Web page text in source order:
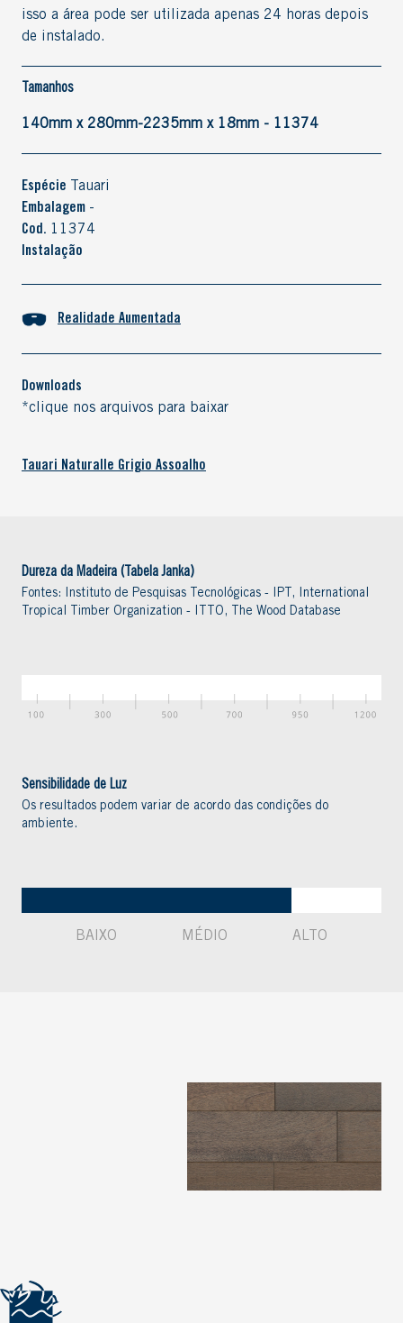
isso a área pode ser utilizada apenas 24 horas depois
de instalado.
Tamanhos
140mm x 280mm-2235mm x 18mm - 11374
Espécie
Tauari
Embalagem -
Cod. 11374
Instalação
Realidade Aumentada
Downloads
*clique nos arquivos para baixar
Tauari Naturalle Grigio Assoalho
Dureza da Madeira (Tabela Janka)
Fontes: Instituto de Pesquisas Tecnológicas - IPT, International
Tropical Timber Organization - ITTO, The Wood Database
Sensibilidade de Luz
Os resultados podem variar de acordo das condições do
ambiente.
BAIXO MÉDIO ALTO